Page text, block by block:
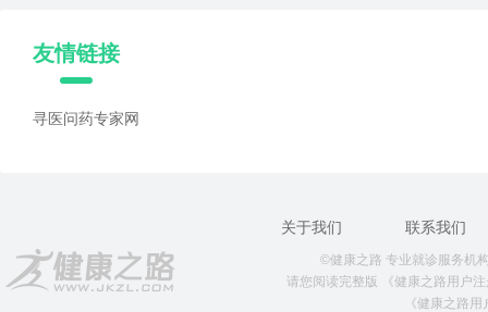
友情链接
寻医问药专家网
关于我们 联系我们
©健康之路 专业就诊服务机
请您阅读完整版
《健康之路用户
《健康之路